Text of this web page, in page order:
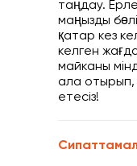
таңдау.
маңызды
қатар кез
келген
майканы
ала отырып,
етесіз!